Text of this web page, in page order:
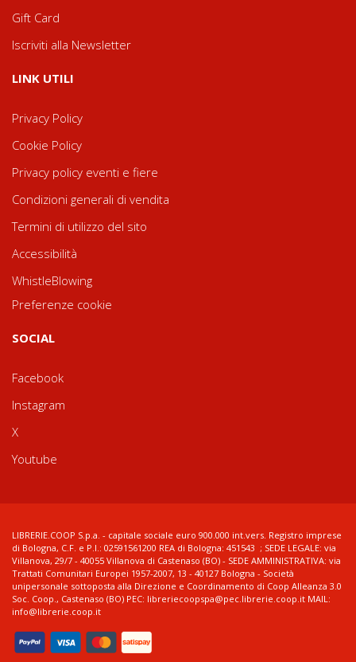
Gift Card
Iscriviti alla Newsletter
LINK UTILI
Privacy Policy
Cookie Policy
Privacy policy eventi e fiere
Condizioni generali di vendita
Termini di utilizzo del sito
Accessibilità
WhistleBlowing
Preferenze cookie
SOCIAL
Facebook
Instagram
X
Youtube
LIBRERIE.COOP S.p.a. - capitale sociale euro 900.000 int.vers. Registro imprese
di Bologna, C.F. e P.I.: 02591561200 REA di Bologna: 451543 ; SEDE LEGALE: via
Villanova, 29/7 - 40055 Villanova di Castenaso (BO) - SEDE AMMINISTRATIVA: via
Trattati Comunitari Europei 1957-2007, 13 - 40127 Bologna - Società
unipersonale sottoposta alla Direzione e Coordinamento di Coop Alleanza 3.0
Soc. Coop., Castenaso (BO) PEC: libreriecoopspa@pec.librerie.coop.it MAIL:
info@librerie.coop.it